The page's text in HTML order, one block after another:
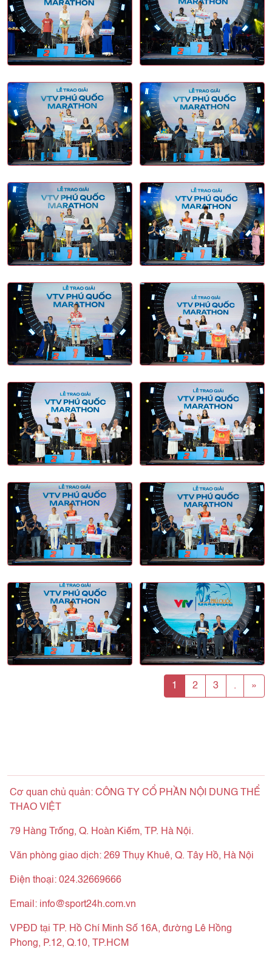
1 2 3 . »
Cơ quan chủ quản: CÔNG TY CỔ PHẦN NỘI DUNG THỂ
THAO VIỆT
79 Hàng Trống, Q. Hoàn Kiếm, TP. Hà Nội.
Văn phòng giao dịch: 269 Thụy Khuê, Q. Tây Hồ, Hà Nội
Điện thoại: 024.32669666
Email: info@sport24h.com.vn
VPĐD tại TP. Hồ Chí Minh Số 16A, đường Lê Hồng
Phong, P.12, Q.10, TP.HCM